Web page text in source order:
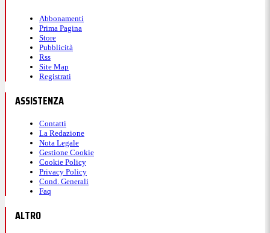
Abbonamenti
Prima Pagina
Store
Pubblicità
Rss
Site Map
Registrati
ASSISTENZA
Contatti
La Redazione
Nota Legale
Gestione Cookie
Cookie Policy
Privacy Policy
Cond. Generali
Faq
ALTRO